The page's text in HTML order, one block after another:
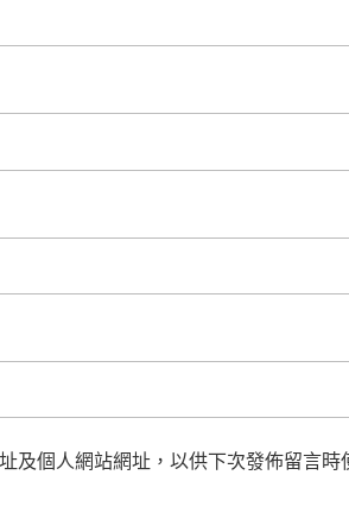
及個人網站網址，以供下次發佈留言時